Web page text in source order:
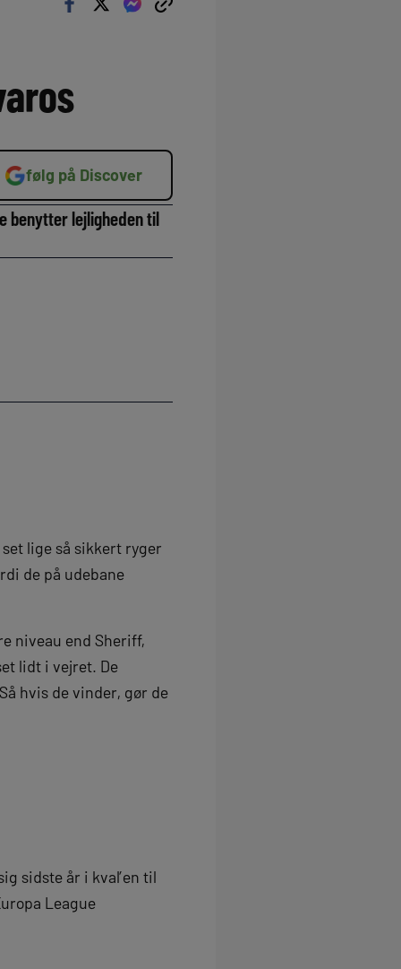
følg på Discover
benytter lejligheden til
lige så sikkert ryger
de på udebane
niveau end Sheriff,
lidt i vejret. De
hvis de vinder, gør de
sidste år i kval’en til
League